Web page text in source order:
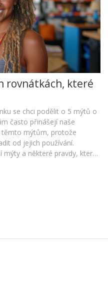
rovnátkách, které
se chci podělit o 5 mýtů o
často přinášejí naše
těmto mýtům, protože
od jejich používání.
mýty a některé pravdy, které